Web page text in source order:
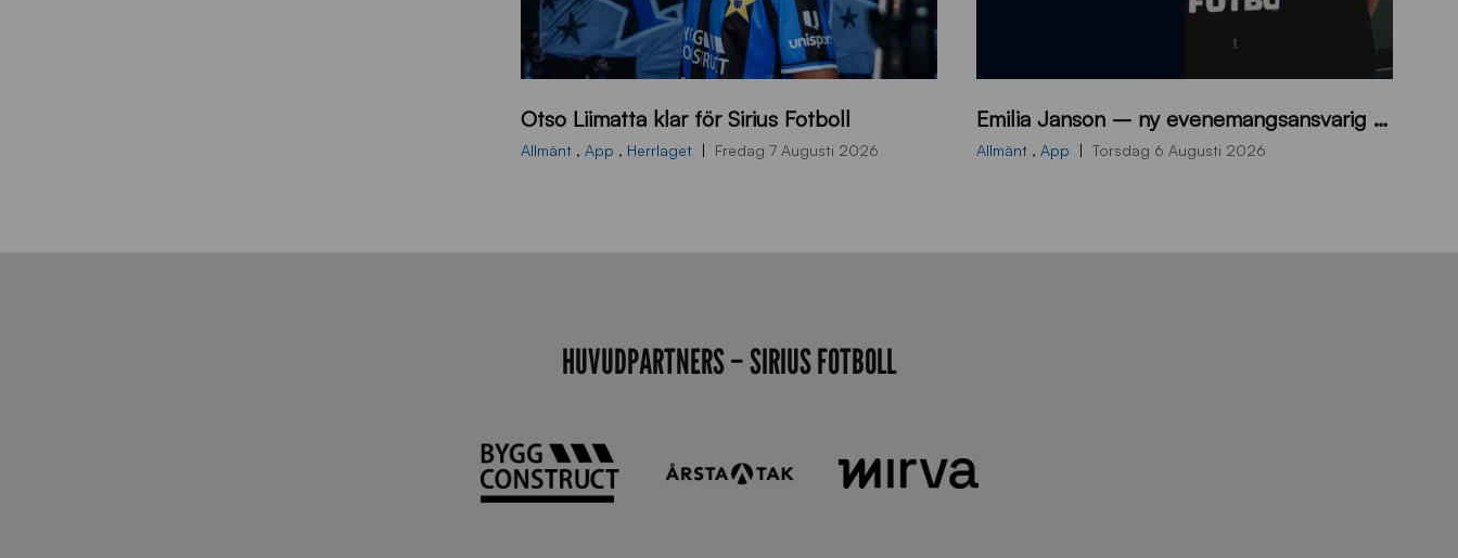
L
_
Otso Liimatta klar för Sirius Fotboll
Allmänt , App , Herrlaget Fredag 7 Augusti 2026
0
0
Emilia Janson – ny evenemangsansvarig för Sirius Fotboll
Allmänt , App Torsdag 6 Augusti 2026
HUVUDPARTNERS – SIRIUS FOTBOLL